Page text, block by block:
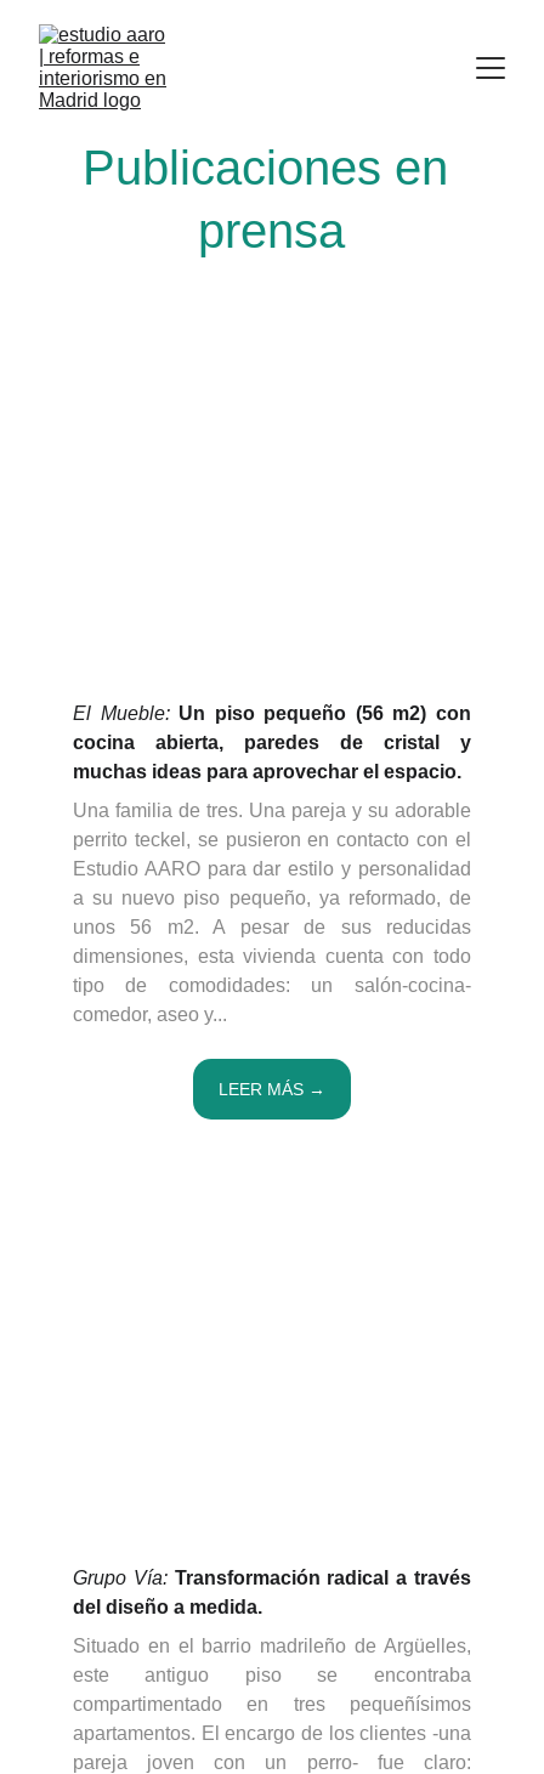
El Mueble:Un piso pequeño (56 m2) con
cocina abierta, paredes de cristal y
muchas ideas para aprovechar el espacio.
Publicaciones en
prensa
Grupo Vía:Transformación radical a través
del diseño a medida.
LEER MÁS →
Una familia de tres. Una pareja y su adorable
perrito teckel, se pusieron en contacto con el
Estudio AARO para dar estilo y personalidad
a su nuevo piso pequeño, ya reformado, de
unos 56 m2. A pesar de sus reducidas
dimensiones, esta vivienda cuenta con todo
tipo de comodidades: un salón-cocina-
comedor, aseo y...
Situado en el barrio madrileño de Argüelles,
este antiguo piso se encontraba
compartimentado en tres pequeñísimos
apartamentos. El encargo de los clientes -una
pareja joven con un perro- fue claro: